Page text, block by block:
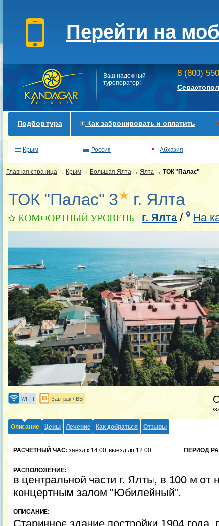
Перейти на
Ваш надежный
туроператор!
8 (800)
Подбор тура Как забронировать и оплатить
Крым Россия Абхазия
Главная страница → Крым → Большая Ялта → Ялта → ТОК "Палас"
ТОК "Палас" 3 г. Ялта
КОМФОРТНЫЙ УРОВЕНЬ г. Ялта/ На
WI-FI Завтрак / BB
/
Описание Цены Лечение Как добраться Отзывы
РАСЧЕТНЫЙ ЧАС: заезд с 14.00, выезд до 12.00. ПЕРИОД
РАСПОЛОЖЕНИЕ:
в центральной части г. Ялты, в 100 м от
концертным залом "Юбилейный".
ОПИСАНИЕ:
Старинное здание постройки 1904